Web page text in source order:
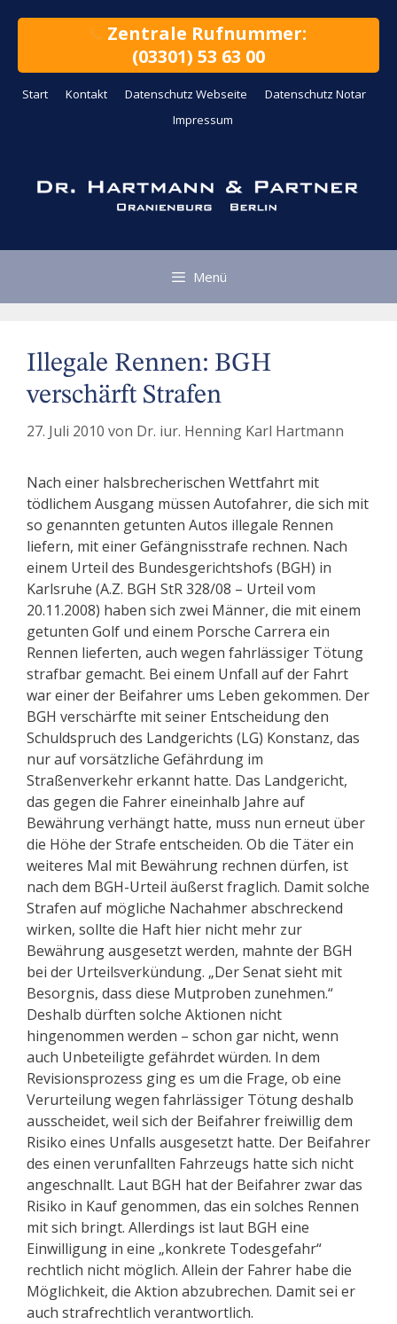
Zentrale Rufnummer:
(03301) 53 63 00
Start Kontakt Datenschutz Webseite
Datenschutz Notar
Impressum
Menü
Illegale Rennen: BGH
verschärft Strafen
27. Juli 2010 von Dr. iur. Henning Karl Hartmann
Nach einer halsbrecherischen Wettfahrt mit
tödlichem Ausgang müssen Autofahrer, die sich mit
so genannten getunten Autos illegale Rennen
liefern, mit einer Gefängnisstrafe rechnen. Nach
einem Urteil des Bundesgerichtshofs (BGH) in
Karlsruhe (A.Z. BGH StR 328/08 – Urteil vom
20.11.2008) haben sich zwei Männer, die mit einem
getunten Golf und einem Porsche Carrera ein
Rennen lieferten, auch wegen fahrlässiger Tötung
strafbar gemacht. Bei einem Unfall auf der Fahrt
war einer der Beifahrer ums Leben gekommen. Der
BGH verschärfte mit seiner Entscheidung den
Schuldspruch des Landgerichts (LG) Konstanz, das
nur auf vorsätzliche Gefährdung im
Straßenverkehr erkannt hatte. Das Landgericht,
das gegen die Fahrer eineinhalb Jahre auf
Bewährung verhängt hatte, muss nun erneut über
die Höhe der Strafe entscheiden. Ob die Täter ein
weiteres Mal mit Bewährung rechnen dürfen, ist
nach dem BGH-Urteil äußerst fraglich. Damit solche
Strafen auf mögliche Nachahmer abschreckend
wirken, sollte die Haft hier nicht mehr zur
Bewährung ausgesetzt werden, mahnte der BGH
bei der Urteilsverkündung. „Der Senat sieht mit
Besorgnis, dass diese Mutproben zunehmen.“
Deshalb dürften solche Aktionen nicht
hingenommen werden – schon gar nicht, wenn
auch Unbeteiligte gefährdet würden. In dem
Revisionsprozess ging es um die Frage, ob eine
Verurteilung wegen fahrlässiger Tötung deshalb
ausscheidet, weil sich der Beifahrer freiwillig dem
Risiko eines Unfalls ausgesetzt hatte. Der Beifahrer
des einen verunfallten Fahrzeugs hatte sich nicht
angeschnallt. Laut BGH hat der Beifahrer zwar das
Risiko in Kauf genommen, das ein solches Rennen
mit sich bringt. Allerdings ist laut BGH eine
Einwilligung in eine „konkrete Todesgefahr“
rechtlich nicht möglich. Allein der Fahrer habe die
Möglichkeit, die Aktion abzubrechen. Damit sei er
auch strafrechtlich verantwortlich.